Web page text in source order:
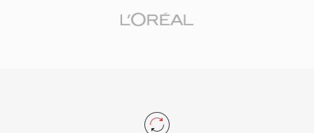
telecommunicatie-infrastructuur.
desktopmediumapplicatie decoderen FLAC
opvallende voordelen maken FLAC